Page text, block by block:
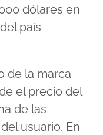
dólares en
país
de la marca
el precio del
de las
usuario. En